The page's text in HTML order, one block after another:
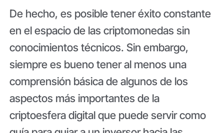
De hecho, es posible tener éxito constante
en el espacio de las criptomonedas sin
conocimientos técnicos. Sin embargo,
siempre es bueno tener al menos una
comprensión básica de algunos de los
aspectos más importantes de la
criptoesfera digital que puede servir como